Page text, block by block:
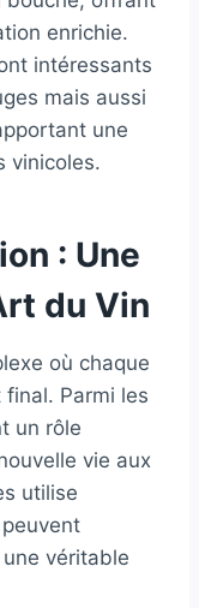
enrichie.
intéressants
mais aussi
une
vinicoles.
: Une
du Vin
où chaque
Parmi les
un rôle
vie aux
utilise
véritable